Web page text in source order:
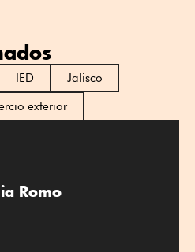
IED
Jalisco
exterior
Romo